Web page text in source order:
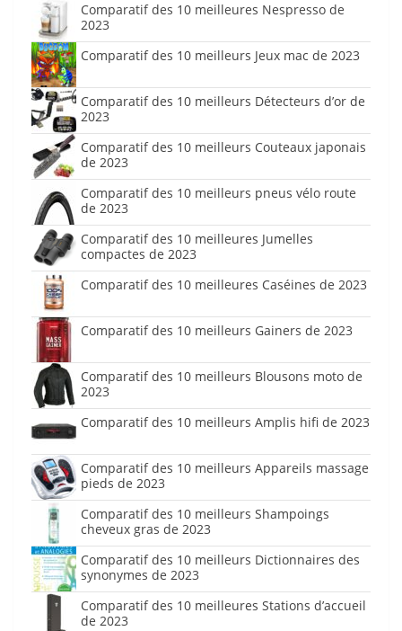
Comparatif des 10 meilleures Nespresso de
2023
Comparatif des 10 meilleurs Jeux mac de 2023
Comparatif des 10 meilleurs Détecteurs d’or de
2023
Comparatif des 10 meilleurs Couteaux japonais
de 2023
Comparatif des 10 meilleurs pneus vélo route
de 2023
Comparatif des 10 meilleures Jumelles
compactes de 2023
Comparatif des 10 meilleures Caséines de 2023
Comparatif des 10 meilleurs Gainers de 2023
Comparatif des 10 meilleurs Blousons moto de
2023
Comparatif des 10 meilleurs Amplis hifi de 2023
Comparatif des 10 meilleurs Appareils massage
pieds de 2023
Comparatif des 10 meilleurs Shampoings
cheveux gras de 2023
Comparatif des 10 meilleurs Dictionnaires des
synonymes de 2023
Comparatif des 10 meilleures Stations d’accueil
de 2023